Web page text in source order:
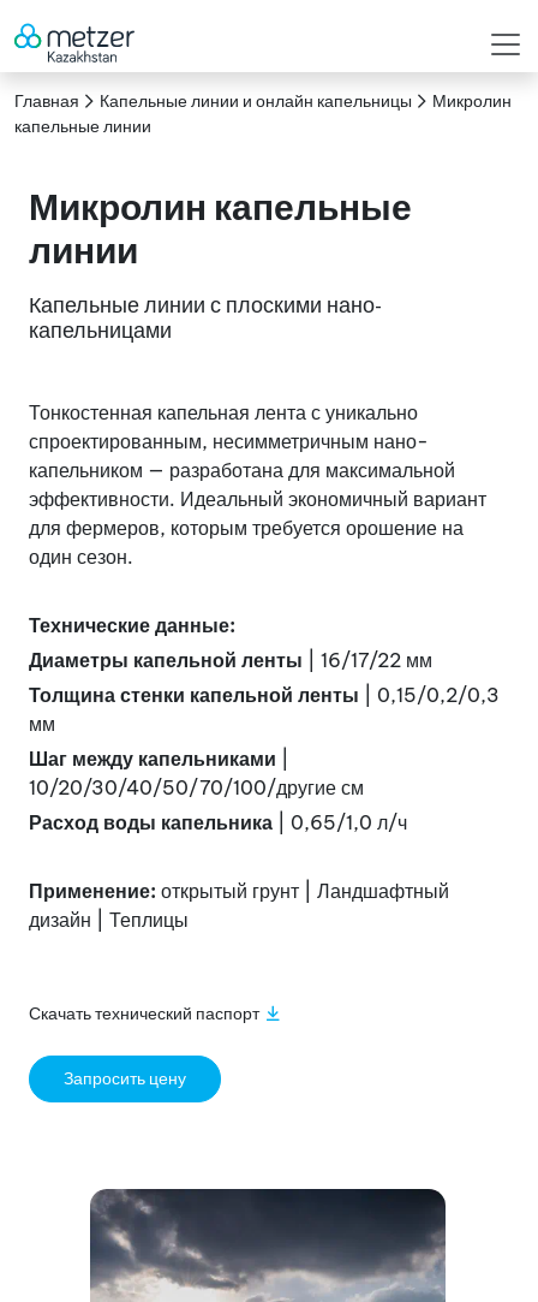
Главная Капельные линии и онлайн капельницы
Микролин
капельные линии
Микролин капельные
линии
Капельные линии с плоскими нано-
капельницами
Тонкостенная капельная лента с уникально
спроектированным, несимметричным нано-
капельником — разработана для максимальной
эффективности. Идеальный экономичный вариант
для фермеров, которым требуется орошение на
один сезон.
Технические данные:
Диаметры капельной ленты | 16/17/22 мм
Толщина стенки капельной ленты | 0,15/0,2/0,3
мм
Шаг между капельниками
10/20/30/40/50/70/100/другие см
Расход воды капельника | 0,65/1,0 л/ч
Применение: открытый грунт | Ландшафтный
дизайн | Теплицы
Скачать технический паспорт
Запросить цену